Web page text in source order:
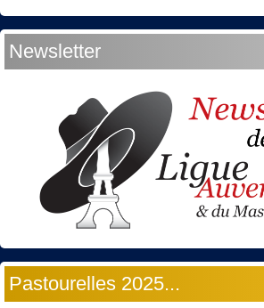
Newsletter
Pastourelles 2025...